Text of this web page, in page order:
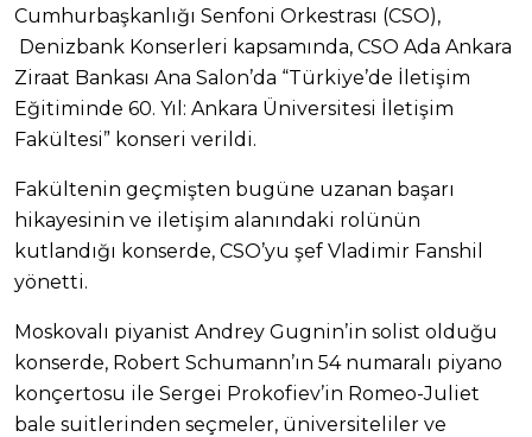
Cumhurbaşkanlığı Senfoni Orkestrası (CSO),
Denizbank Konserleri kapsamında, CSO Ada Ankara
Ziraat Bankası Ana Salon’da “Türkiye’de İletişim
Eğitiminde 60. Yıl: Ankara Üniversitesi İletişim
Fakültesi” konseri verildi.
Fakültenin geçmişten bugüne uzanan başarı
hikayesinin ve iletişim alanındaki rolünün
kutlandığı konserde, CSO’yu şef Vladimir Fanshil
yönetti.
Moskovalı piyanist Andrey Gugnin’in solist olduğu
konserde, Robert Schumann’ın 54 numaralı piyano
konçertosu ile Sergei Prokofiev’in Romeo-Juliet
bale suitlerinden seçmeler, üniversiteliler ve